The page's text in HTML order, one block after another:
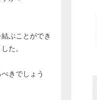
結ぶことができ
た。
きでしょう